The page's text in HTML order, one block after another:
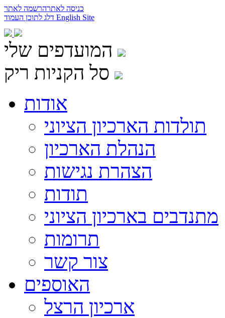
כניסה לאתרהרשמה לאתר
English Site
המועדפים שלי
סל הקניות ריק
אודות
תולדות הארכיון הציוני
הנהלת הארכיון
הצהרת נגישות
תודות
מתנדבים בארכיון הציוני
תרומות
צור קשר
האוספים
ארכיון הרצל